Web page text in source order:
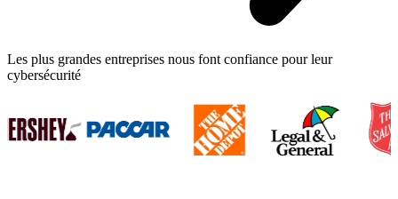
Les plus grandes entreprises nous font confiance pour leur
cybersécurité